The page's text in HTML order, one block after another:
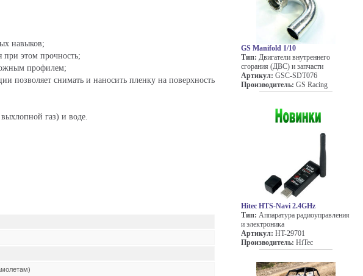
навыков;
при этом прочность;
профилем;
позволяет снимать и наносить пленку на поверхность
газ) и воде.
GS Manifold 1/10
Тип: Двигатели внутреннего
сгорания (ДВС) и запчасти
Артикул: GSC-SDT076
Производитель: GS Racing
Hitec HTS-Navi 2.4GHz
Тип: Аппаратура радиоуправления
и электроника
Артикул: HT-29701
Производитель: HiTec